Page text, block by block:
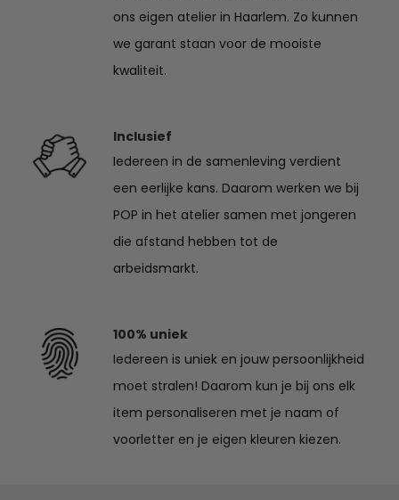
ons eigen atelier in Haarlem. Zo kunnen
we garant staan voor de mooiste
kwaliteit.
Inclusief
Iedereen in de samenleving verdient
een eerlijke kans. Daarom werken we bij
POP in het atelier samen met jongeren
die afstand hebben tot de
arbeidsmarkt.
100% uniek
Iedereen is uniek en jouw persoonlijkheid
moet stralen! Daarom kun je bij ons elk
item personaliseren met je naam of
voorletter en je eigen kleuren kiezen.